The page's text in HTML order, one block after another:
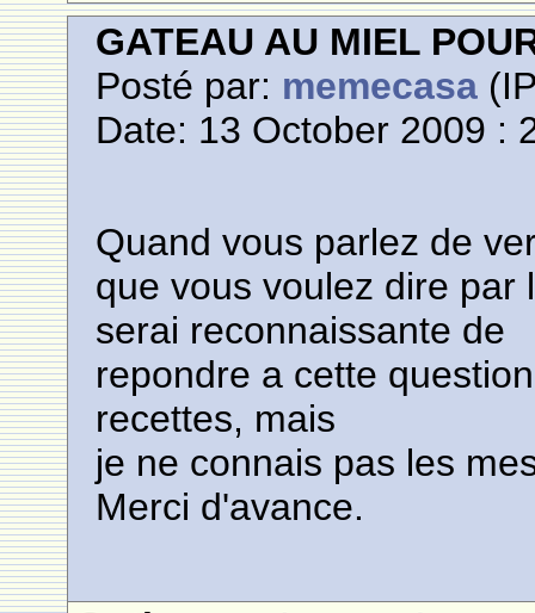
GATEAU AU MIEL
Posté par: memecasa
Date: 13 October 2009 :
Quand vous parlez de
que vous voulez dire par
serai reconnaissante de
repondre a cette
recettes, mais
je ne connais pas les
Merci d'avance.